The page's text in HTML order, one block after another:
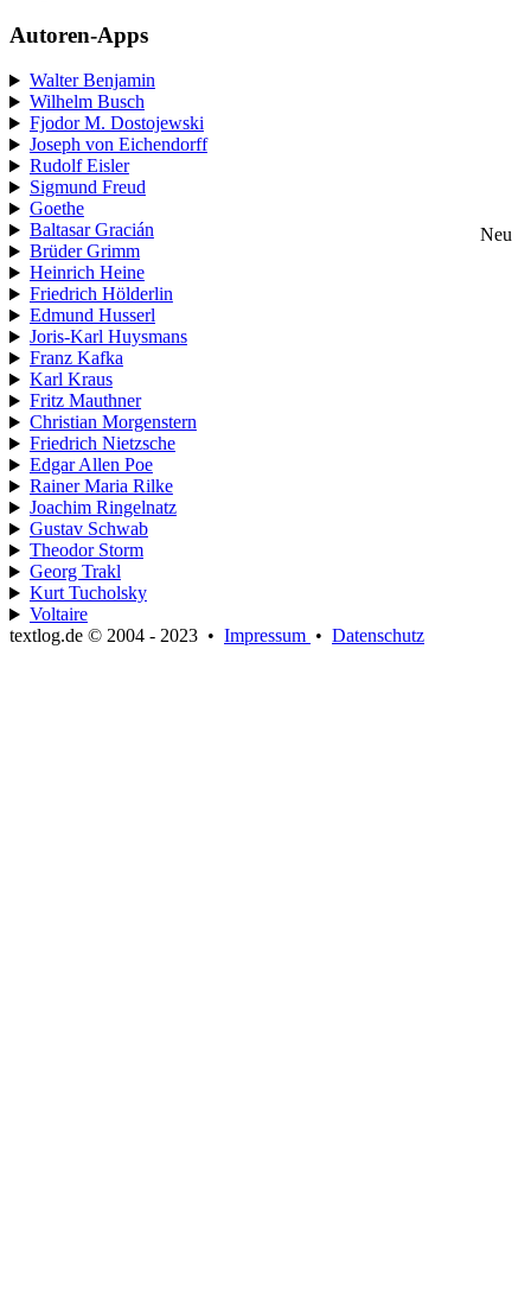
Autoren-Apps
Walter Benjamin
Wilhelm Busch
Fjodor M. Dostojewski
Joseph von Eichendorff
Rudolf Eisler
Sigmund Freud
Goethe
Baltasar Gracián
Neu
Brüder Grimm
Heinrich Heine
Friedrich Hölderlin
Edmund Husserl
Joris-Karl Huysmans
Franz Kafka
Karl Kraus
Fritz Mauthner
Christian Morgenstern
Friedrich Nietzsche
Edgar Allen Poe
Rainer Maria Rilke
Joachim Ringelnatz
Gustav Schwab
Theodor Storm
Georg Trakl
Kurt Tucholsky
Voltaire
textlog.de © 2004 - 2023 • Impressum • Datenschutz